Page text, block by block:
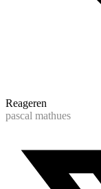
Reageren
pascal mathues